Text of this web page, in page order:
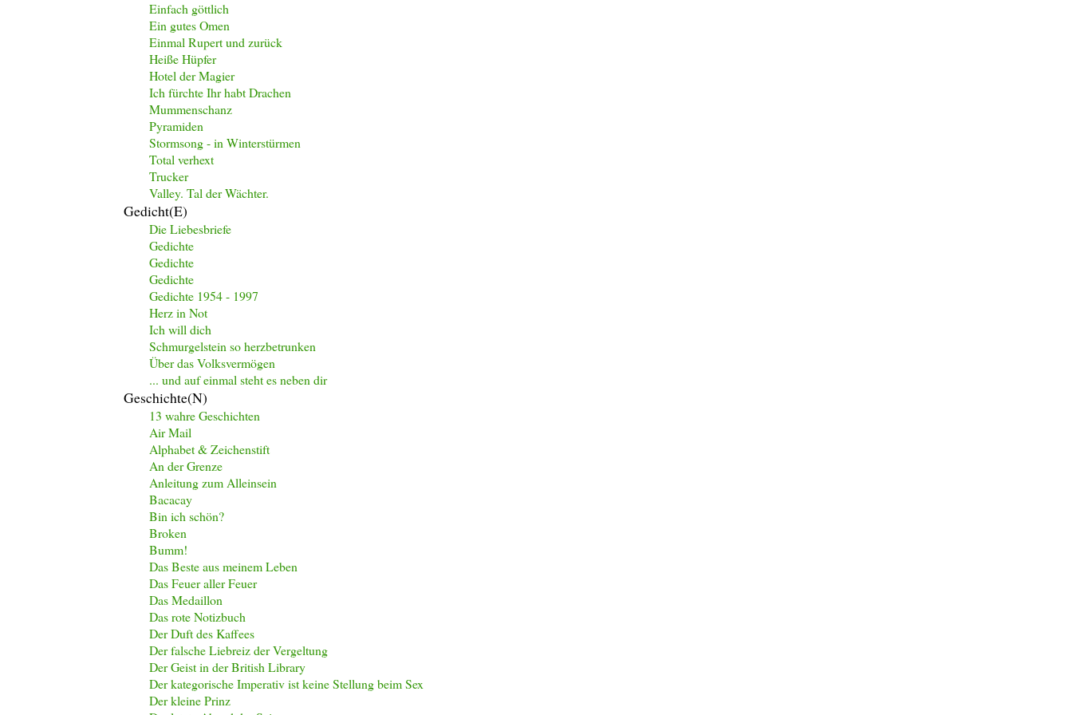
Einfach göttlich
Ein gutes Omen
Einmal Rupert und zurück
Heiße Hüpfer
Hotel der Magier
Ich fürchte Ihr habt Drachen
Mummenschanz
Pyramiden
Stormsong - in Winterstürmen
Total verhext
Trucker
Valley. Tal der Wächter.
Gedicht(e)
Die Liebesbriefe
Gedichte
Gedichte
Gedichte
Gedichte 1954 - 1997
Herz in Not
Ich will dich
Schmurgelstein so herzbetrunken
Über das Volksvermögen
... und auf einmal steht es neben dir
Geschichte(n)
13 wahre Geschichten
Air Mail
Alphabet & Zeichenstift
An der Grenze
Anleitung zum Alleinsein
Bacacay
Bin ich schön?
Broken
Bumm!
Das Beste aus meinem Leben
Das Feuer aller Feuer
Das Medaillon
Das rote Notizbuch
Der Duft des Kaffees
Der falsche Liebreiz der Vergeltung
Der Geist in der British Library
Der kategorische Imperativ ist keine Stellung beim Sex
Der kleine Prinz